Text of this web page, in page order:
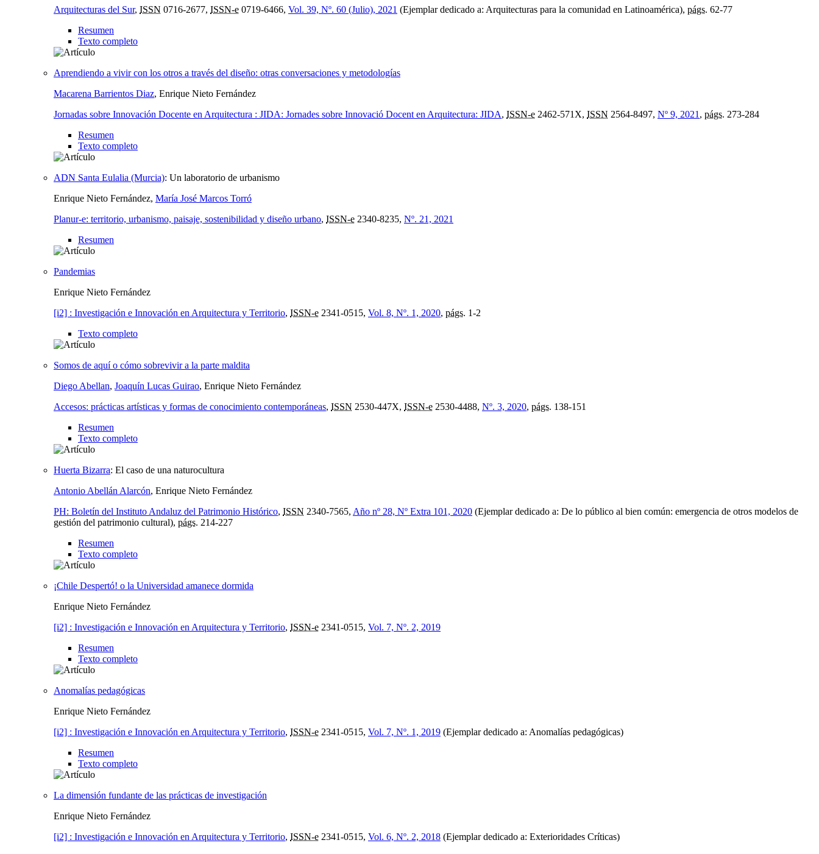
Arquitecturas del Sur, ISSN 0716-2677, ISSN-e 0719-6466, Vol. 39, Nº. 60 (Julio), 2021 (Ejemplar dedicado a: Arquitecturas para la comunidad en Latinoamérica), págs. 62-77
Resumen
Texto completo
Aprendiendo a vivir con los otros a través del diseño: otras conversaciones y metodologías
Macarena Barrientos Diaz, Enrique Nieto Fernández
Jornadas sobre Innovación Docente en Arquitectura : JIDA: Jornades sobre Innovació Docent en Arquitectura: JIDA, ISSN-e 2462-571X, ISSN 2564-8497, Nº 9, 2021 , págs. 273-284
Resumen
Texto completo
ADN Santa Eulalia (Murcia): Un laboratorio de urbanismo
Enrique Nieto Fernández, María José Marcos Torró
Planur-e: territorio, urbanismo, paisaje, sostenibilidad y diseño urbano, ISSN-e 2340-8235, Nº. 21, 2021
Resumen
Pandemias
Enrique Nieto Fernández
[i2] : Investigación e Innovación en Arquitectura y Territorio, ISSN-e 2341-0515, Vol. 8, Nº. 1, 2020, págs. 1-2
Texto completo
Somos de aquí o cómo sobrevivir a la parte maldita
Diego Abellan, Joaquín Lucas Guirao, Enrique Nieto Fernández
Accesos: prácticas artísticas y formas de conocimiento contemporáneas, ISSN 2530-447X, ISSN-e 2530-4488, Nº. 3, 2020, págs. 138-151
Resumen
Texto completo
Huerta Bizarra: El caso de una naturocultura
Antonio Abellán Alarcón, Enrique Nieto Fernández
PH: Boletín del Instituto Andaluz del Patrimonio Histórico, ISSN 2340-7565, Año nº 28, Nº Extra 101, 2020 (Ejemplar dedicado a: De lo público al bien común: emergencia de otros modelos de
gestión del patrimonio cultural), págs. 214-227
Resumen
Texto completo
¡Chile Despertó! o la Universidad amanece dormida
Enrique Nieto Fernández
[i2] : Investigación e Innovación en Arquitectura y Territorio, ISSN-e 2341-0515, Vol. 7, Nº. 2, 2019
Resumen
Texto completo
Anomalías pedagógicas
Enrique Nieto Fernández
[i2] : Investigación e Innovación en Arquitectura y Territorio, ISSN-e 2341-0515, Vol. 7, Nº. 1, 2019 (Ejemplar dedicado a: Anomalías pedagógicas)
Resumen
Texto completo
La dimensión fundante de las prácticas de investigación
Enrique Nieto Fernández
[i2] : Investigación e Innovación en Arquitectura y Territorio, ISSN-e 2341-0515, Vol. 6, Nº. 2, 2018 (Ejemplar dedicado a: Exterioridades Críticas)